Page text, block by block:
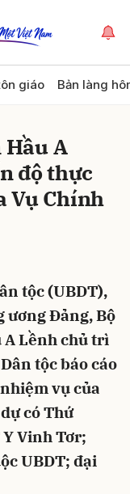
giáo Bản làng
A
độ thực
Vụ Chính
tộc (UBDT),
ương Đảng, Bộ
A Lềnh chủ trì
tộc báo cáo
vụ của
có Thứ
Vinh Tơr;
UBDT; đại